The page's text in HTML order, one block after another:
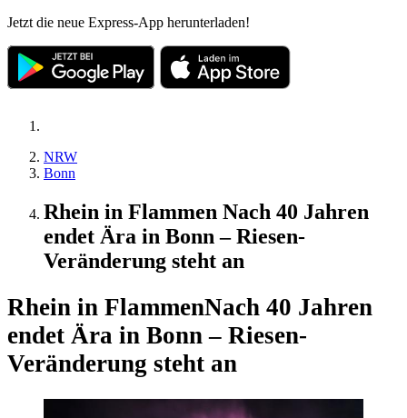
Jetzt die neue Express-App herunterladen!
NRW
Bonn
Rhein in Flammen Nach 40 Jahren
endet Ära in Bonn – Riesen-
Veränderung steht an
Rhein in FlammenNach 40 Jahren
endet Ära in Bonn – Riesen-
Veränderung steht an